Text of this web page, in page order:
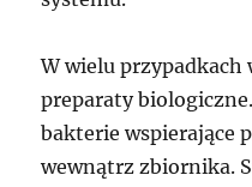
W wielu przypadkach
preparaty
bakterie wspierające
wewnątrz zbiornika.